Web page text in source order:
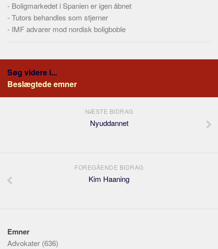
Bannere
Hjælp
- Boligmarkedet i Spanien er igen åbnet
-Tutors behandles som stjerner
- IMF advarer mod nordisk boligboble
Søg videre i...
Beslægtede emner
NÆSTE BIDRAG
Nyuddannet
FOREGÅENDE BIDRAG
Kim Haaning
Emner
Advokater (636)